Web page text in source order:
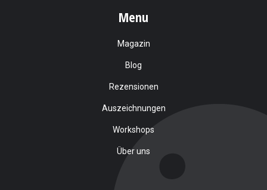
Menu
Magazin
Blog
Rezensionen
Auszeichnungen
Workshops
Über uns